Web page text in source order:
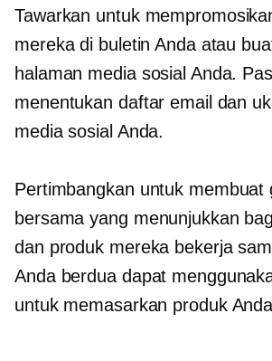
Tawarkan untuk
mereka di buletin Anda atau
halaman media sosial Anda.
menentukan daftar email dan
media sosial Anda.
Pertimbangkan untuk membuat
bersama yang menunjukkan
dan produk mereka bekerja
Anda berdua dapat
untuk memasarkan produk